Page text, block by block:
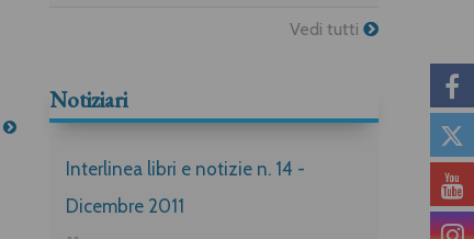
Vedi tutti
Notiziari
Interlinea libri e notizie n. 14 -
Dicembre 2011